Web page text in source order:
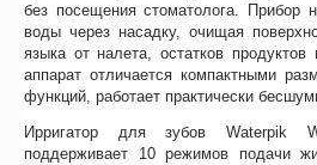
без посещения стоматолога. Прибор
воды через насадку, очищая
языка от налета, остатков
аппарат отличается компактными
функций, работает практически
Ирригатор для зубов Waterpik
поддерживает 10 режимов подачи